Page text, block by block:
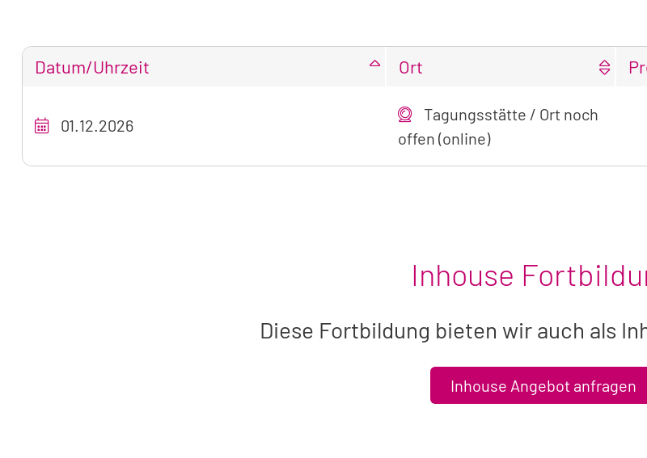
Übersicht
Seminarangebots
Datum/Uhrzeit Ort
01.12.2026
Tagungsstätte / Ort noch
offen (online)
Inhouse
Diese Fortbildung bieten wir auch als
Inhouse Angebot anfragen